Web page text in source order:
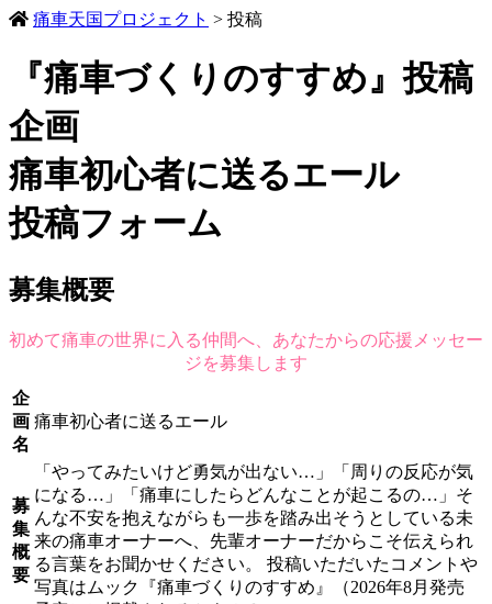
痛車天国プロジェクト > 投稿
『痛車づくりのすすめ』投稿
企画
痛車初心者に送るエール
投稿フォーム
募集概要
初めて痛車の世界に入る仲間へ、あなたからの応援メッセー
ジを募集します
企
画
名
痛車初心者に送るエール
募
集
概
要
「やってみたいけど勇気が出ない…」「周りの反応が気
になる…」「痛車にしたらどんなことが起こるの…」そ
んな不安を抱えながらも一歩を踏み出そうとしている未
来の痛車オーナーへ、先輩オーナーだからこそ伝えられ
る言葉をお聞かせください。 投稿いただいたコメントや
写真はムック『痛車づくりのすすめ』（2026年8月発売